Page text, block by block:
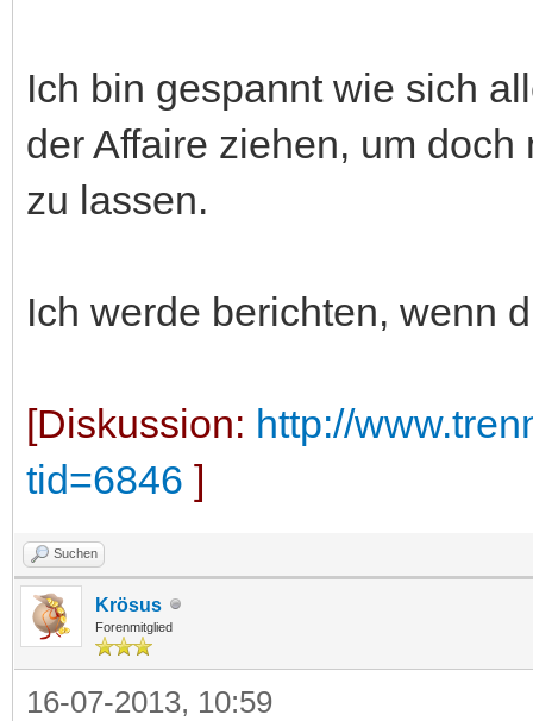
Ich bin gespannt wie sich
der Affaire ziehen, um
zu lassen.
Ich werde berichten, wenn
[Diskussion: http://
tid=6846 ]
Suchen
Krösus
Forenmitglied
16-07-2013, 10:59